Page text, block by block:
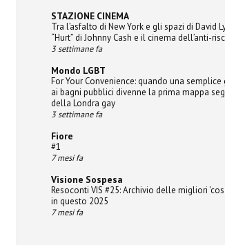
STAZIONE CINEMA
Tra l’asfalto di New York e gli spazi di David
“Hurt” di Johnny Cash e il cinema dell’anti-
3 settimane fa
Mondo LGBT
For Your Convenience: quando una semplice
ai bagni pubblici divenne la prima mappa
della Londra gay
3 settimane fa
Fiore
#1
7 mesi fa
Visione Sospesa
Resoconti VIS #25: Archivio delle migliori
in questo 2025
7 mesi fa